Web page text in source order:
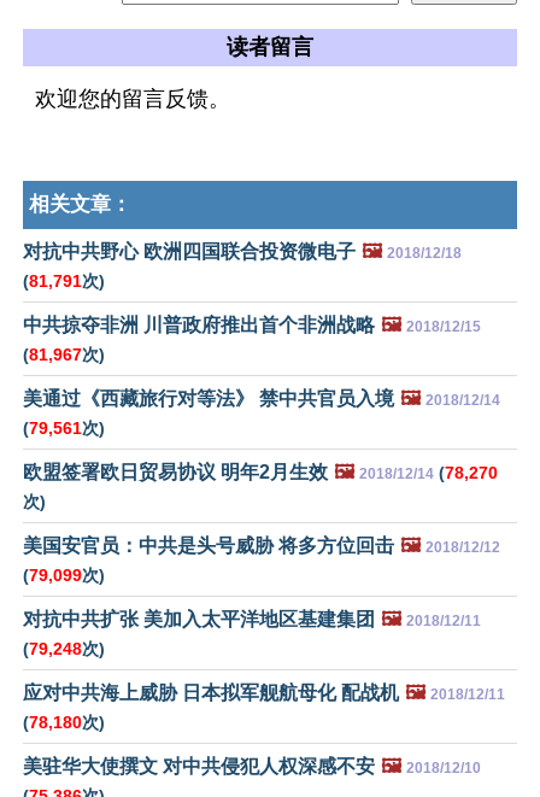
读者留言
欢迎您的留言反馈。
相关文章：
对抗中共野心 欧洲四国联合投资微电子 🖼️ 2018/12/18
(81,791次)
中共掠夺非洲 川普政府推出首个非洲战略 🖼️ 2018/12/15
(81,967次)
美通过《西藏旅行对等法》 禁中共官员入境 🖼️ 2018/12/14
(79,561次)
欧盟签署欧日贸易协议 明年2月生效 🖼️ 2018/12/14 (78,270
次)
美国安官员：中共是头号威胁 将多方位回击 🖼️ 2018/12/12
(79,099次)
对抗中共扩张 美加入太平洋地区基建集团 🖼️ 2018/12/11
(79,248次)
应对中共海上威胁 日本拟军舰航母化 配战机 🖼️ 2018/12/11
(78,180次)
美驻华大使撰文 对中共侵犯人权深感不安 🖼️ 2018/12/10